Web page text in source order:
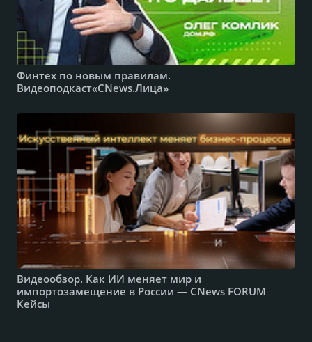
Финтех по новым правилам.
Видеоподкаст«CNews.Лица»
Видеообзор. Как ИИ меняет мир и
импортозамещение в России — CNews FORUM
Кейсы